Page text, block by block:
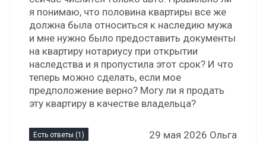
я понимаю, что половина квартиры все же
должна была относиться к наследию мужа
и мне нужно было предоставить документы
на квартиру нотариусу при открытии
наследства и я пропустила этот срок? И что
теперь можно сделать, если мое
предположение верно? Могу ли я продать
эту квартиру в качестве владельца?
Есть ответы (1) 29 мая 2026 Ольга